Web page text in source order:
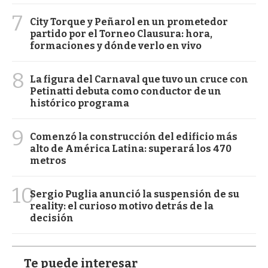
7
City Torque y Peñarol en un prometedor
partido por el Torneo Clausura: hora,
formaciones y dónde verlo en vivo
8
La figura del Carnaval que tuvo un cruce con
Petinatti debuta como conductor de un
histórico programa
9
Comenzó la construcción del edificio más
alto de América Latina: superará los 470
metros
10Sergio Puglia anunció la suspensión de su
reality: el curioso motivo detrás de la
decisión
Te puede interesar